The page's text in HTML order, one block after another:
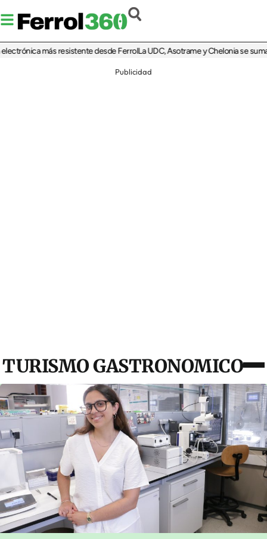
más resistente desde FerrolLa UDC, Asotrame y Chelonia se suman al
Publicidad
TURISMO GASTRONOMICO